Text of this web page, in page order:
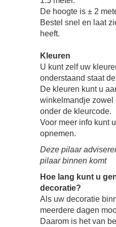
De hoogte is ± 2
Bestel snel en laat
heeft.
Kleuren
U kunt zelf uw
onderstaand staat
De kleuren kunt u
winkelmandje zowel
onder de kleurcode.
Voor meer info kunt
opnemen.
Deze pilaar
pilaar binnen komt
Hoe lang kunt u
decoratie?
Als uw decoratie
meerdere dagen
Daarom is het van